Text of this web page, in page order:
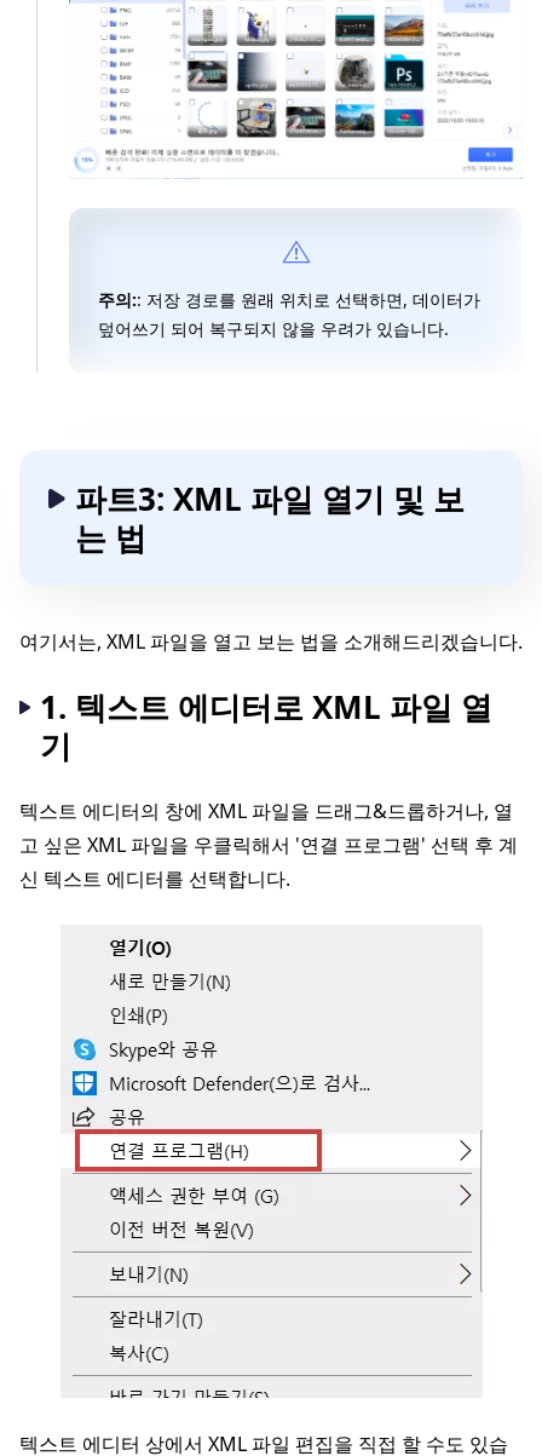
주의:: 저장 경로를 원래 위치로 선택하면, 데이터가
덮어쓰기 되어 복구되지 않을 우려가 있습니다.
파트3: XML 파일 열기 및 보
는 법
여기서는, XML 파일을 열고 보는 법을 소개해드리겠습니다.
1. 텍스트 에디터로 XML 파일 열
기
텍스트 에디터의 창에 XML 파일을 드래그&드롭하거나, 열
고 싶은 XML 파일을 우클릭해서 '연결 프로그램' 선택 후 계
신 텍스트 에디터를 선택합니다.
텍스트 에디터 상에서 XML 파일 편집을 직접 할 수도 있습